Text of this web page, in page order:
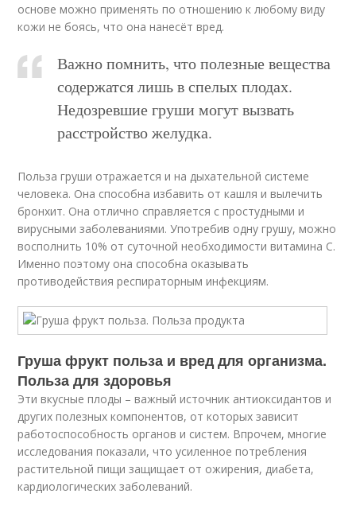
основе можно применять по отношению к любому виду
кожи не боясь, что она нанесёт вред.
Важно помнить, что полезные вещества
содержатся лишь в спелых плодах.
Недозревшие груши могут вызвать
расстройство желудка.
Польза груши отражается и на дыхательной системе
человека. Она способна избавить от кашля и вылечить
бронхит. Она отлично справляется с простудными и
вирусными заболеваниями. Употребив одну грушу, можно
восполнить 10% от суточной необходимости витамина С.
Именно поэтому она способна оказывать
противодействия респираторным инфекциям.
Груша фрукт польза и вред для организма.
Польза для здоровья
Эти вкусные плоды – важный источник антиоксидантов и
других полезных компонентов, от которых зависит
работоспособность органов и систем. Впрочем, многие
исследования показали, что усиленное потребления
растительной пищи защищает от ожирения, диабета,
кардиологических заболеваний.